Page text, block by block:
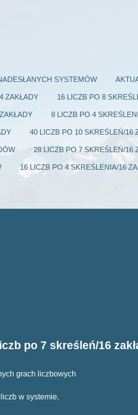
SYSTEMÓW
ZAKŁADY 16 LICZB PO 8
8 LICZB PO 4
40 LICZB PO 10 SKREŚLEŃ/16
28 LICZB PO 7 SKREŚLEŃ/16
16 LICZB PO 4 SKREŚLENIA/16
po 7 skreśleń/16
grach liczbowych
w systemie.